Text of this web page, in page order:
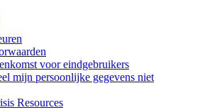
voor eindgebruikers
mijn persoonlijke gegevens niet
Resources